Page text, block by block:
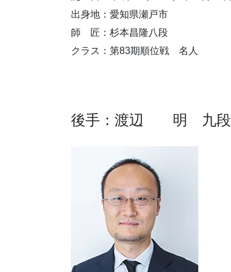
出身地：愛知県瀬戸市
師 匠：杉本昌隆八段
クラス：第83期順位戦 名人
後手：渡辺 明 九段